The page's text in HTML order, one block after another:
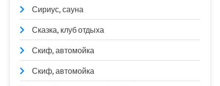
Сириус, сауна
Сказка, клуб отдыха
Скиф, автомойка
Скиф, автомойка